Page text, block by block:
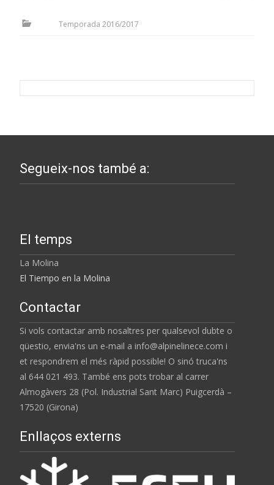
Temporada 2016/2017
Segueix-nos també a:
El temps
La Molina
El Tiempo en la Molina
Contactar
Si vols contactar amb nosaltres per qualsevol dubte o
qüestio, envia'ns un e-mail a info@alpinelinece.com i
et respondrem el més ràpid possible! O sinó truca'ns
al 644 021 493. També ens pots trobar al carrer
Almogàvers 28 (Pol. Industrial Sant Marc) Puigcerdà –
17520 (Girona)
Enllaços externs